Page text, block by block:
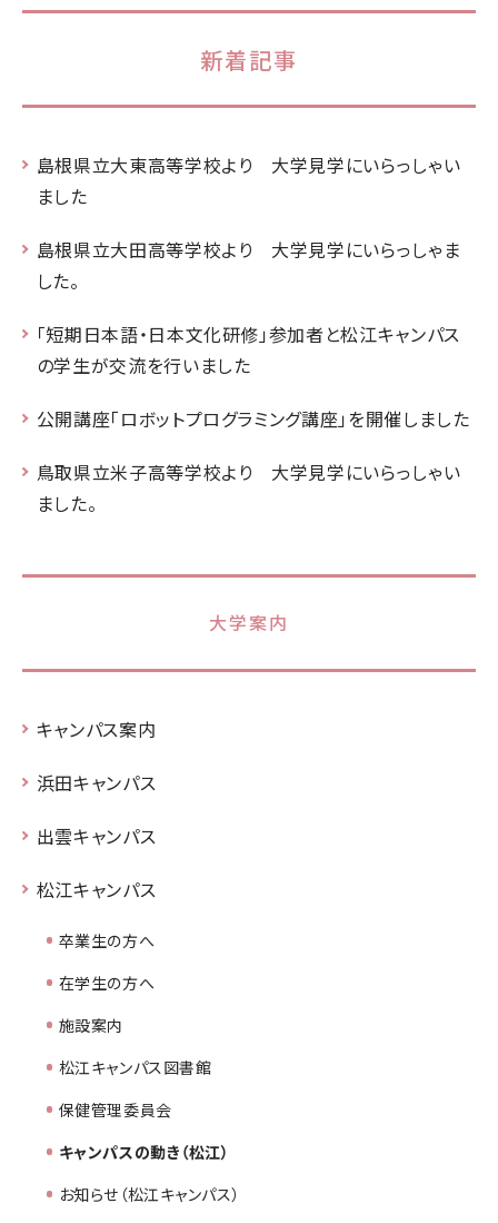
新着記事
島根県立大東高等学校より 大学見学にいらっしゃい
ました
島根県立大田高等学校より 大学見学にいらっしゃま
した。
「短期日本語・日本文化研修」参加者と松江キャンパス
の学生が交流を行いました
公開講座「ロボットプログラミング講座」を開催しました
鳥取県立米子高等学校より 大学見学にいらっしゃい
ました。
大学案内
キャンパス案内
浜田キャンパス
出雲キャンパス
松江キャンパス
卒業生の方へ
在学生の方へ
施設案内
松江キャンパス図書館
保健管理委員会
キャンパスの動き（松江）
お知らせ（松江キャンパス）